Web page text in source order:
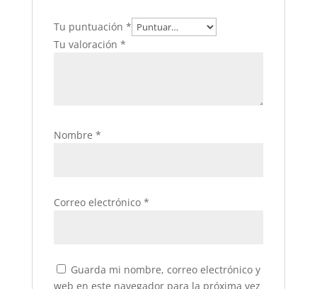
Tu puntuación *
Tu valoración *
Nombre *
Correo electrónico *
Guarda mi nombre, correo electrónico y
web en este navegador para la próxima vez